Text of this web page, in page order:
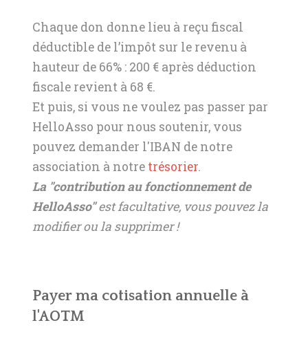
Chaque don donne lieu à reçu fiscal
déductible de l’impôt sur le revenu à
hauteur de 66% : 200 € après déduction
fiscale revient à 68 €.
Et puis, si vous ne voulez pas passer par
HelloAsso pour nous soutenir, vous
pouvez demander l'IBAN de notre
association à notre trésorier.
La "contribution au fonctionnement de
HelloAsso"est facultative, vous pouvez la
modifier ou la supprimer !
Payer ma cotisation annuelle à
l'AOTM